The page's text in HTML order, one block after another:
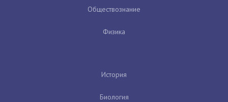
Обществознание
Физика
История
Биология